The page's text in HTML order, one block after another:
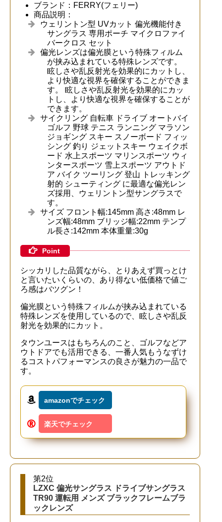
ブランド：FERRY(フェリー)
商品説明：
ウェリントン型 UVカット 偏光機能付き
サングラス 専用ポーチ マイクロファイ
バークロス セット
偏光レンズは偏光膜という特殊フィルム
が挟み込まれている特殊レンズです。
眩しさや乱反射光を効果的にカットし、
より快適な視界を確保することができま
す。 眩しさや乱反射光を効果的にカッ
トし、より快適な視界を確保することが
できます。
サイクリング 自転車 ドライブ オートバイ
ゴルフ 野球 テニス ランニング マラソン
ジョギング スキー スノーボード フィッ
シング 釣り ジェットスキー ウェイクボ
ード 水上スポーツ マリンスポーツ ウィ
ンタースポーツ 雪上スポーツ アウトド
ア バイク ツーリング 登山 トレッキング
射的 シューティング に最適な偏光レン
ズ採用、ウェリントン型サングラスで
す。
サイズ フロント幅:145mm 高さ:48mm レ
ンズ幅:48mm ブリッジ幅:22mm テンプ
ル長さ:142mm 本体重量:30g
Point
シッカリした品質ながら、とりあえず買っとけ
と言いたいくらいの、あり得ない低価格で値ご
ろ感はバツグン！
偏光膜という特殊フィルムが挟み込まれている
特殊レンズを使用しているので、眩しさや乱反
射光を効果的にカット。
タウンユースはもちろんのこと、ゴルフなどア
ウトドアでも活用できる、一番人気もうなずけ
るコストパフォーマンスの良さが魅力の一品で
す。
amazonでチェック
楽天でチェック
第2位
LZXC 偏光サングラス ドライブサングラス
TR90 運転用 メンズ ブラックフレームブラ
ックレンズ